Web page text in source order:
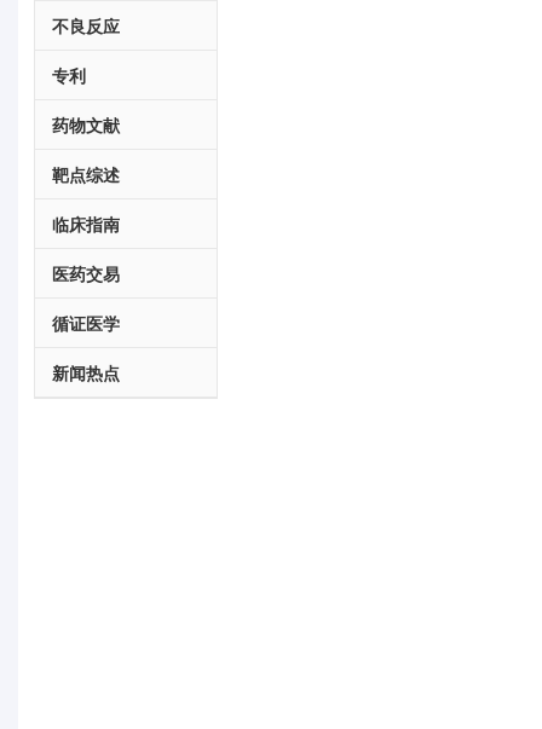
不良反应
专利
药物文献
靶点综述
临床指南
医药交易
循证医学
新闻热点